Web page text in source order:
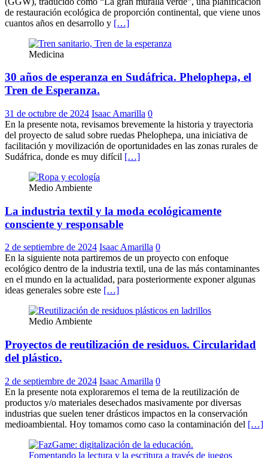
de restauración ecológica de proporción continental, que viene unos
cuantos años en desarrollo y […]
Medicina
30 años de esperanza en Sudáfrica. Phelophepa, el
Tren de Esperanza.
31 de octubre de 2024 Isaac Amarilla 0
En la presente nota, revisamos brevemente la historia y trayectoria
del proyecto de salud sobre ruedas Phelophepa, una iniciativa de
facilitación y movilización de oportunidades en las zonas rurales de
Sudáfrica, donde es muy difícil […]
Medio Ambiente
La industria textil y la moda ecológicamente
consciente y responsable
2 de septiembre de 2024 Isaac Amarilla 0
En la siguiente nota partiremos de un proyecto con enfoque
ecológico dentro de la industria textil, una de las más contaminantes
en el mundo en la actualidad, para posteriormente exponer algunas
ideas generales sobre este […]
Medio Ambiente
Proyectos de reutilización de residuos. Circularidad
del plástico.
2 de septiembre de 2024 Isaac Amarilla 0
En la presente nota exploraremos el tema de la reutilización de
productos y/o materiales desechados masivamente por diversas
industrias que suelen tener drásticos impactos en la conservación
medioambiental. Hoy tomamos como caso la contaminación del […]